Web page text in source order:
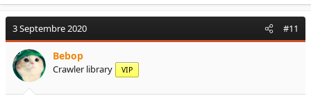
3 Septembre 2020 #11
Bebop
Crawler library VIP